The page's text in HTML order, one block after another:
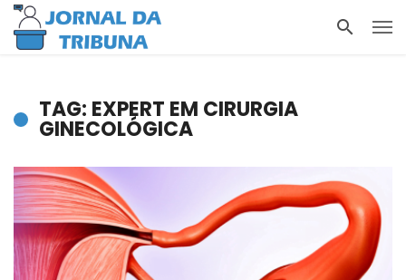
TAG: EXPERT EM CIRURGIA
GINECOLÓGICA